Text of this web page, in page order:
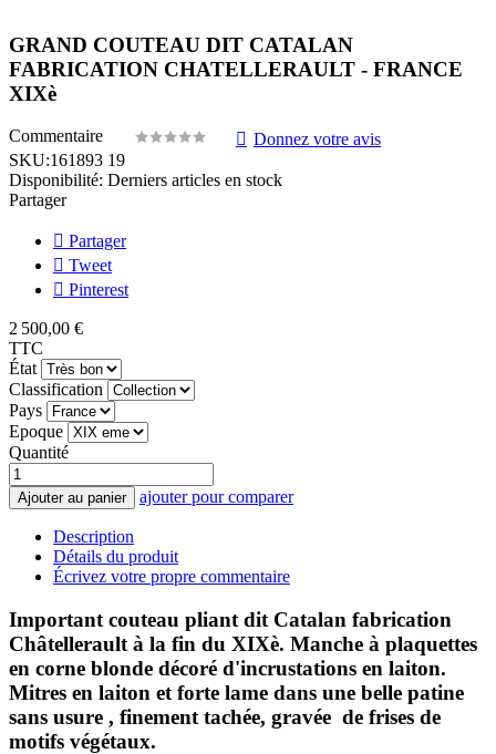
GRAND COUTEAU DIT CATALAN
FABRICATION CHATELLERAULT - FRANCE
XIXè
Commentaire
Donnez votre avis
SKU:161893 19
Disponibilité: Derniers articles en stock
Partager
Partager
Tweet
Pinterest
2 500,00 €
TTC
État
Classification
Pays
Epoque
Quantité
Ajouter au panier ajouter pour comparer
Description
Détails du produit
Écrivez votre propre commentaire
Important couteau pliant dit Catalan fabrication
Châtellerault à la fin du XIXè. Manche à plaquettes
en corne blonde décoré d'incrustations en laiton.
Mitres en laiton et forte lame dans une belle patine
sans usure , finement tachée, gravée de frises de
motifs végétaux.